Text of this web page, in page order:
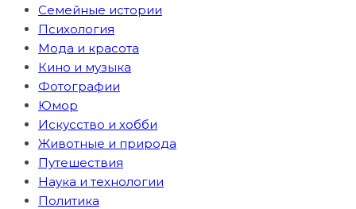
Семейные истории
Психология
Мода и красота
Кино и музыка
Фотографии
Юмор
Искусство и хобби
Животные и природа
Путешествия
Наука и технологии
Политика